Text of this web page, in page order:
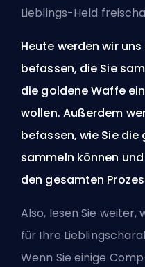
Lieblings-Held
Heute werden wir
befassen, die Sie
die goldene Waffe
wollen. Außerdem
befassen, wie Sie
sammeln können
den gesamten
Also, lesen Sie weiter,
für Ihre
Wenn Sie einige